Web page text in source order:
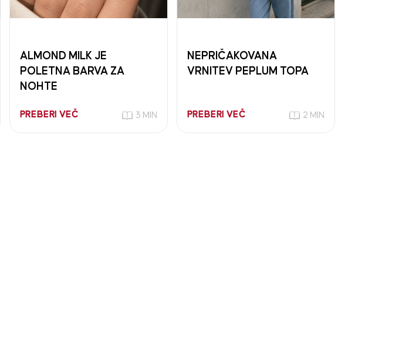
ALMOND MILK JE
POLETNA BARVA ZA
NOHTE
PREBERI VEČ 3 MIN
NEPRIČAKOVANA
VRNITEV PEPLUM TOPA
PREBERI VEČ 2 MIN